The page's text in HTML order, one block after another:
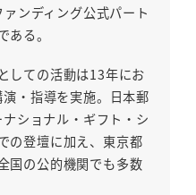
ンディング公式パート
る。
しての活動は13年にお
・指導を実施。日本郵
ショナル・ギフト・シ
の登壇に加え、東京都
国の公的機関でも多数